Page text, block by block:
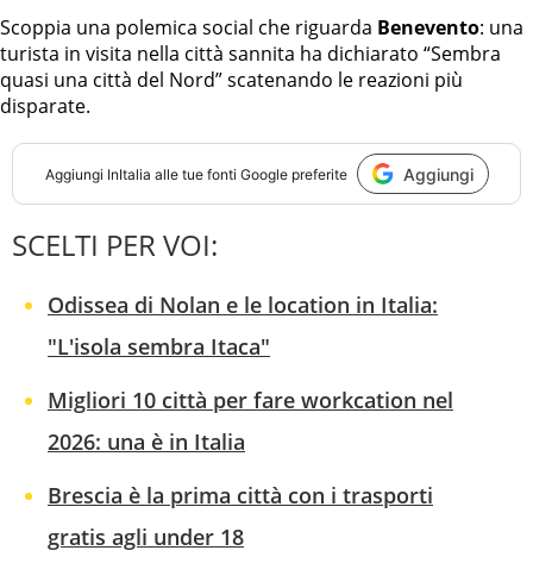
Scoppia una polemica social che riguarda Benevento: una
turista in visita nella città sannita ha dichiarato “Sembra
quasi una città del Nord” scatenando le reazioni più
disparate.
Aggiungi InItalia alle tue fonti Google preferite Aggiungi
SCELTI PER VOI:
Odissea di Nolan e le location in Italia:
"L'isola sembra Itaca"
Migliori 10 città per fare workcation nel
2026: una è in Italia
Brescia è la prima città con i trasporti
gratis agli under 18